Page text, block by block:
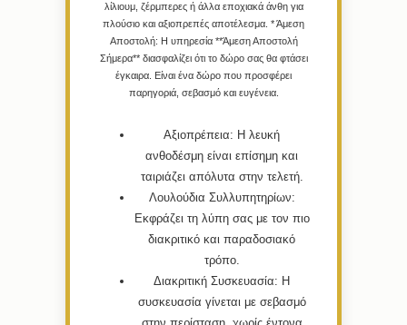
λίλιουμ, ζέρμπερες ή άλλα εποχιακά άνθη για
πλούσιο και αξιοπρεπές αποτέλεσμα. *Άμεση
Αποστολή: Η υπηρεσία **Άμεση Αποστολή
Σήμερα** διασφαλίζει ότι το δώρο σας θα φτάσει
έγκαιρα. Είναι ένα δώρο που προσφέρει
παρηγοριά, σεβασμό και ευγένεια.
Αξιοπρέπεια: Η λευκή
ανθοδέσμη είναι επίσημη και
ταιριάζει απόλυτα στην τελετή.
Λουλούδια Συλλυπητηρίων:
Εκφράζει τη λύπη σας με τον πιο
διακριτικό και παραδοσιακό
τρόπο.
Διακριτική Συσκευασία: Η
συσκευασία γίνεται με σεβασμό